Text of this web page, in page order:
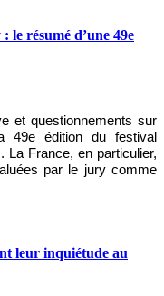
le résumé d’une 49e
et questionnements sur
49e édition du festival
La France, en particulier,
par le jury comme
leur inquiétude au